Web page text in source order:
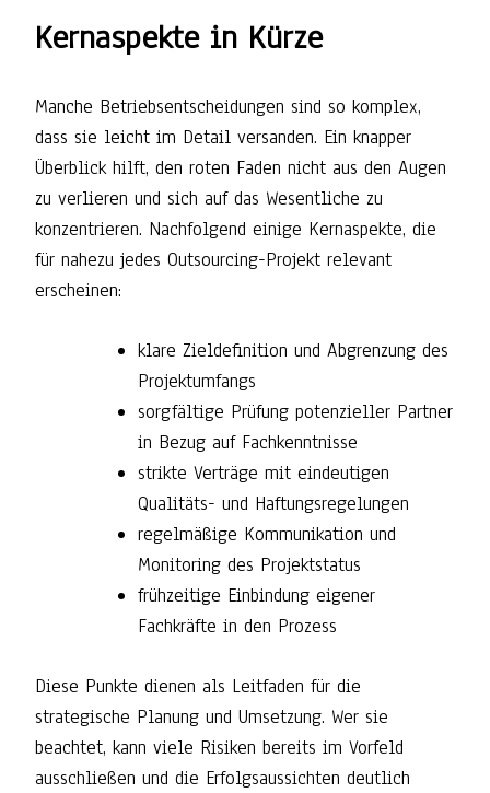
Kernaspekte in Kürze
Manche Betriebsentscheidungen sind so komplex,
dass sie leicht im Detail versanden. Ein knapper
Überblick hilft, den roten Faden nicht aus den Augen
zu verlieren und sich auf das Wesentliche zu
konzentrieren. Nachfolgend einige Kernaspekte, die
für nahezu jedes Outsourcing-Projekt relevant
erscheinen:
klare Zieldefinition und Abgrenzung des
Projektumfangs
sorgfältige Prüfung potenzieller Partner
in Bezug auf Fachkenntnisse
strikte Verträge mit eindeutigen
Qualitäts- und Haftungsregelungen
regelmäßige Kommunikation und
Monitoring des Projektstatus
frühzeitige Einbindung eigener
Fachkräfte in den Prozess
Diese Punkte dienen als Leitfaden für die
strategische Planung und Umsetzung. Wer sie
beachtet, kann viele Risiken bereits im Vorfeld
ausschließen und die Erfolgsaussichten deutlich